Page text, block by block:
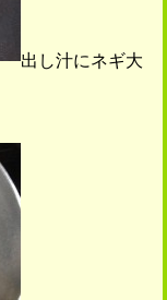
出し汁にネギ大